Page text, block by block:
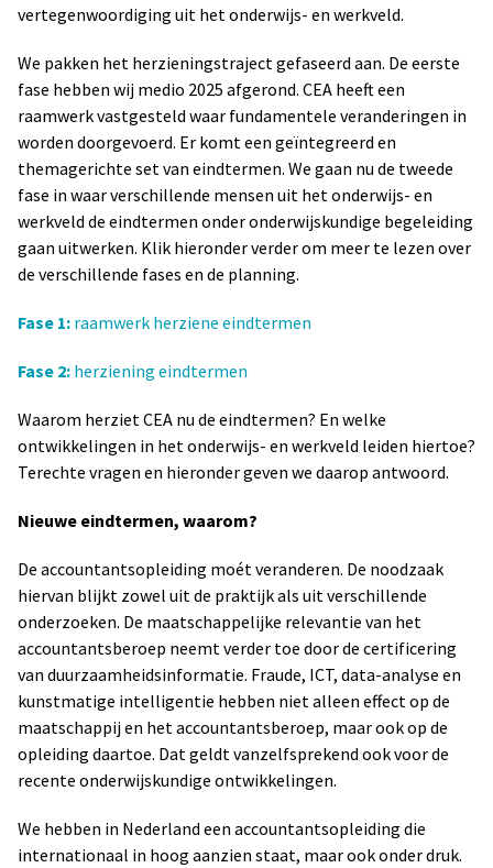
vertegenwoordiging uit het onderwijs- en werkveld.
We pakken het herzieningstraject gefaseerd aan. De eerste
fase hebben wij medio 2025 afgerond. CEA heeft een
raamwerk vastgesteld waar fundamentele veranderingen in
worden doorgevoerd. Er komt een geïntegreerd en
themagerichte set van eindtermen. We gaan nu de tweede
fase in waar verschillende mensen uit het onderwijs- en
werkveld de eindtermen onder onderwijskundige begeleiding
gaan uitwerken. Klik hieronder verder om meer te lezen over
de verschillende fases en de planning.
Fase 1: raamwerk herziene eindtermen
Fase 2: herziening eindtermen
Waarom herziet CEA nu de eindtermen? En welke
ontwikkelingen in het onderwijs- en werkveld leiden hiertoe?
Terechte vragen en hieronder geven we daarop antwoord.
Nieuwe eindtermen, waarom?
De accountantsopleiding moét veranderen. De noodzaak
hiervan blijkt zowel uit de praktijk als uit verschillende
onderzoeken. De maatschappelijke relevantie van het
accountantsberoep neemt verder toe door de certificering
van duurzaamheidsinformatie. Fraude, ICT, data-analyse en
kunstmatige intelligentie hebben niet alleen effect op de
maatschappij en het accountantsberoep, maar ook op de
opleiding daartoe. Dat geldt vanzelfsprekend ook voor de
recente onderwijskundige ontwikkelingen.
We hebben in Nederland een accountantsopleiding die
internationaal in hoog aanzien staat, maar ook onder druk.